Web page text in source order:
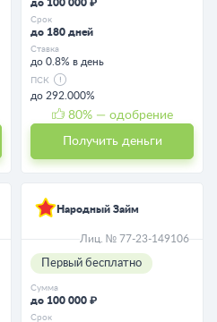
до 100 000 ₽
Срок
до 180 дней
Ставка
до 0.8% в день
ПСК
до 292.000%
80% — одобрение
Получить деньги
Народный Займ
Лиц. № 77-23-149106
Первый бесплатно
Сумма
до 100 000 ₽
Срок